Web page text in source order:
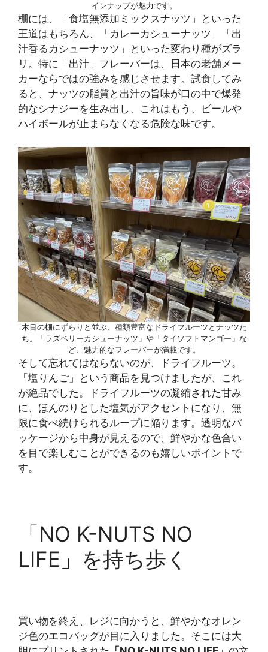
インナップが魅力です。
棚には、「食塩無添加ミックスナッツ」といった
王道はもちろん、「カレーカシューナッツ」「出
汁香るカシューナッツ」といった変わり種がズラ
リ。特に「出汁」フレーバーは、日本の老舗メー
カーならではの強みを感じさせます。試食してみ
ると、ナッツの脂質と出汁の旨味が口の中で爆発
的なシナジーを生み出し、これはもう、ビールや
ハイボールが止まらなくなる危険な味です。
木目の棚にずらりと並ぶ、種類豊富なドライフルーツとナッツた
ち。「ラズベリーカシューナッツ」や「タイソフトマンゴー」な
ど、魅力的なフレーバーが満載です。
そして忘れてはならないのが、ドライフルーツ。
「塩りんご」という商品を見つけましたが、これ
が絶品でした。ドライフルーツの凝縮された甘み
に、ほんのりとした塩気がアクセントになり、無
限に食べ続けられるループに陥ります。透明なパ
ッケージから中身が見えるので、鮮やかな色合い
を目で楽しむことができるのも嬉しいポイントで
す。
「NO K-NUTS NO
LIFE」を持ち歩く
買い物を終え、レジに向かうと、鮮やかなオレン
ジ色のエコバッグが目に入りました。そこには大